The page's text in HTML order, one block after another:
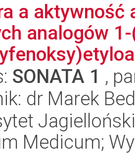
a aktywność
analogów
SONATA 1 ,
dr Marek
Medicum;